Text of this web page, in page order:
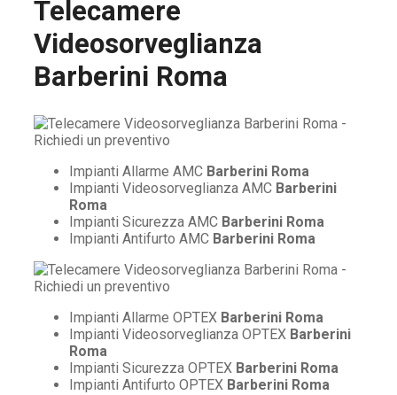
Telecamere
Videosorveglianza
Barberini Roma
Impianti Allarme AMC Barberini Roma
Impianti Videosorveglianza AMC Barberini
Roma
Impianti Sicurezza AMC Barberini Roma
Impianti Antifurto AMC Barberini Roma
Impianti Allarme OPTEX Barberini Roma
Impianti Videosorveglianza OPTEX Barberini
Roma
Impianti Sicurezza OPTEX Barberini Roma
Impianti Antifurto OPTEX Barberini Roma